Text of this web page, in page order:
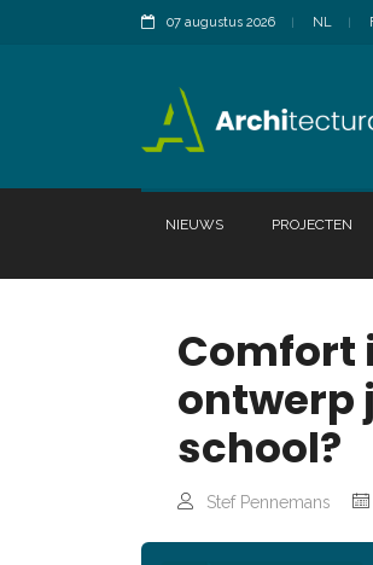
07 augustus 2026 NL
NIEUWS PROJECTEN
Comfort
ontwerp
school?
Stef Pennemans